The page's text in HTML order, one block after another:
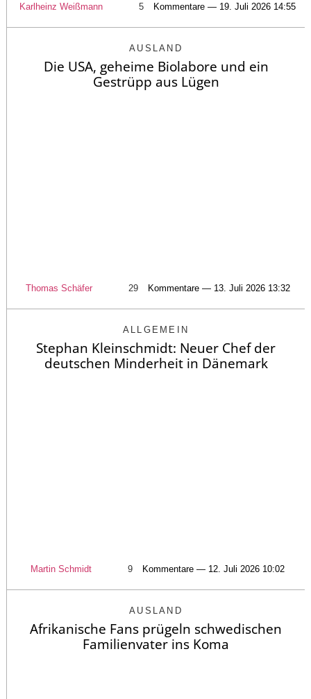
Karlheinz Weißmann 5 Kommentare — 19. Juli 2026 14:55
AUSLAND
Die USA, geheime Biolabore und ein
Gestrüpp aus Lügen
Thomas Schäfer 29 Kommentare — 13. Juli 2026 13:32
ALLGEMEIN
Stephan Kleinschmidt: Neuer Chef der
deutschen Minderheit in Dänemark
Martin Schmidt 9 Kommentare — 12. Juli 2026 10:02
AUSLAND
Afrikanische Fans prügeln schwedischen
Familienvater ins Koma